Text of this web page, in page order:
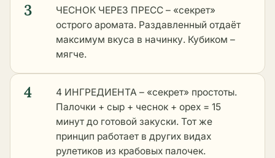
3
ЧЕСНОК ЧЕРЕЗ ПРЕСС – «секрет»
острого аромата. Раздавленный отдаёт
максимум вкуса в начинку. Кубиком –
мягче.
4
4 ИНГРЕДИЕНТА – «секрет» простоты.
Палочки + сыр + чеснок + орех = 15
минут до готовой закуски. Тот же
принцип работает в других видах
рулетиков из крабовых палочек.